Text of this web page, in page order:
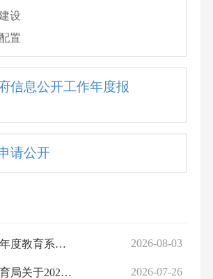
设
置
信息公开工作年度报
请公开
武汉市2026年度教育系统事业单位公开招聘东西湖区面试资格复审公告 2026-08-03
东西湖区教育局关于2025年民办学校年检结论的通报 2026-07-26